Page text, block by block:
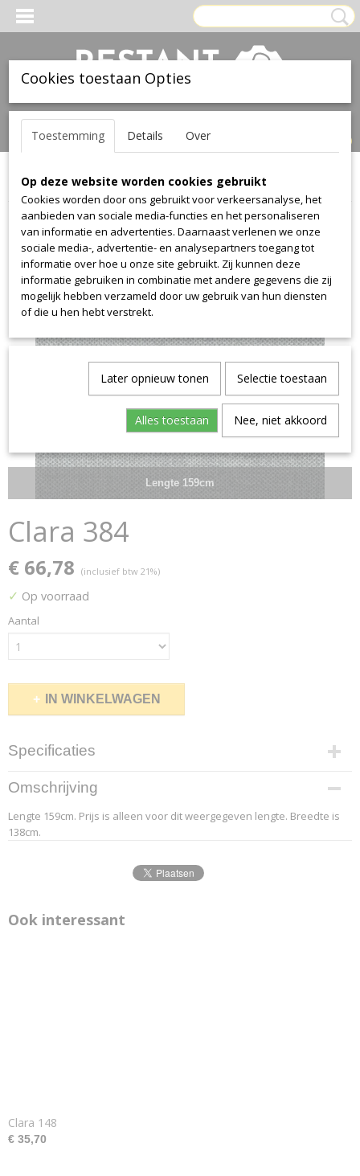
Inloggen Registreren
(0)
Home >Stof>Kvadrat>Clara >Clara 384
Lengte 159cm
Clara 384
€ 66,78 (inclusief btw 21%)
✓ Op voorraad
Aantal
IN WINKELWAGEN
Specificaties
Productcode leverancier
10.2
Afmetingen (l,b,h)
159 x 138 x 0 cm
Omschrijving
Lengte 159cm. Prijs is alleen voor dit weergegeven lengte. Breedte is
138cm.
Ook interessant
Clara 148
€ 35,70
Cookies toestaan Opties
Toestemming Details Over
Op deze website worden cookies gebruikt
Cookies worden door ons gebruikt voor verkeersanalyse, het
aanbieden van sociale media-functies en het personaliseren
van informatie en advertenties. Daarnaast verlenen we onze
sociale media-, advertentie- en analysepartners toegang tot
informatie over hoe u onze site gebruikt. Zij kunnen deze
informatie gebruiken in combinatie met andere gegevens die zij
mogelijk hebben verzameld door uw gebruik van hun diensten
of die u hen hebt verstrekt.
Later opnieuw tonen Selectie toestaan
Alles toestaan Nee, niet akkoord